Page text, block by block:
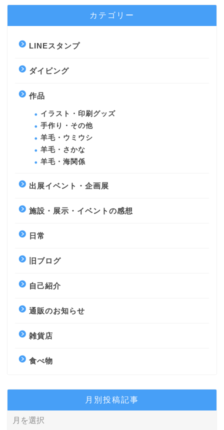
カテゴリー
LINEスタンプ
ダイビング
作品
イラスト・印刷グッズ
手作り・その他
羊毛・ウミウシ
羊毛・さかな
羊毛・海関係
出展イベント・企画展
施設・展示・イベントの感想
日常
旧ブログ
自己紹介
通販のお知らせ
雑貨店
食べ物
月別投稿記事